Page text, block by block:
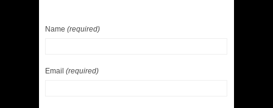
Name (required)
Email (required)